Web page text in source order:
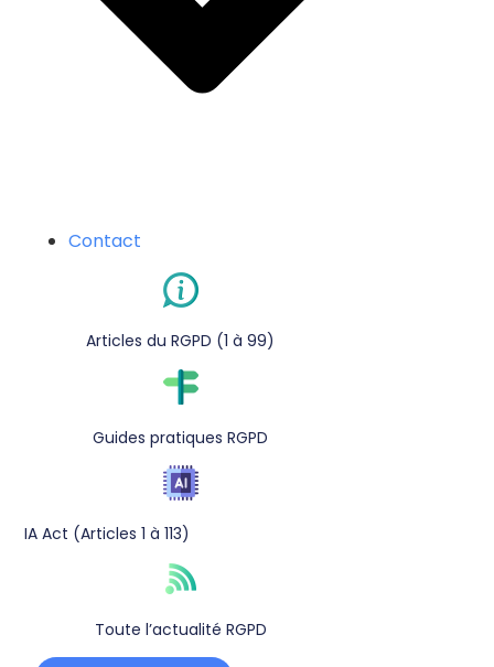
Contact
Articles du RGPD (1 à 99)
Guides pratiques RGPD
IA Act (Articles 1 à 113)
Toute l’actualité RGPD